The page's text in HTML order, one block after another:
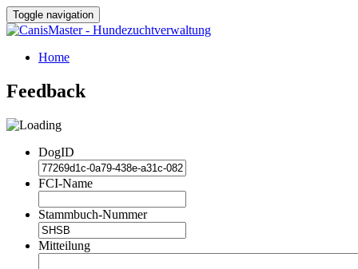
Toggle navigation
Home
Feedback
DogID
FCI-Name
Stammbuch-Nummer
Mitteilung